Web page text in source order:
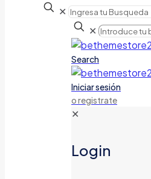
✕
✕
Search
Iniciar sesión
o registrate
✕
Login